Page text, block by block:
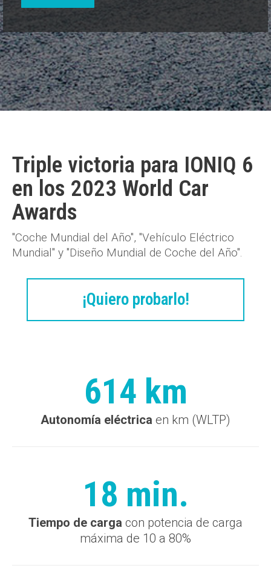
Triple victoria para IONIQ 6
en los 2023 World Car
Awards
"Coche Mundial del Año", "Vehículo Eléctrico
Mundial" y "Diseño Mundial de Coche del Año".
¡Quiero probarlo!
614 km
Autonomía eléctrica en km (WLTP)
18 min.
Tiempo de carga con potencia de carga
máxima de 10 a 80%